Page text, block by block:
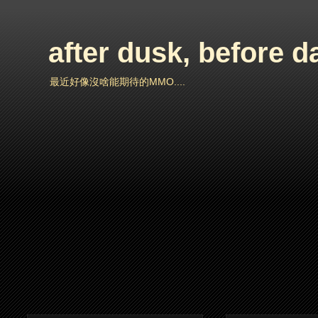
after dusk, before
最近好像沒啥能期待的MMO....